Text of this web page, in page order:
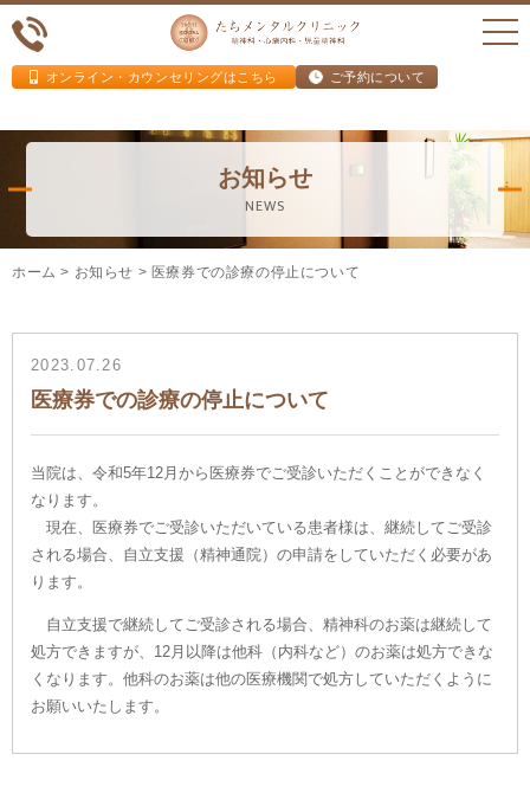
オンライン・カウンセリングはこちら ご予約について
お知らせ
NEWS
ホーム > お知らせ > 医療券での診療の停止について
2023.07.26
医療券での診療の停止について
当院は、令和5年12月から医療券でご受診いただくことができなく
なります。
現在、医療券でご受診いただいている患者様は、継続してご受診
される場合、自立支援（精神通院）の申請をしていただく必要があ
ります。
自立支援で継続してご受診される場合、精神科のお薬は継続して
処方できますが、12月以降は他科（内科など）のお薬は処方できな
くなります。他科のお薬は他の医療機関で処方していただくように
お願いいたします。